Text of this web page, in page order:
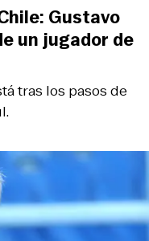
tras los pasos de
Gustavo
un jugador de